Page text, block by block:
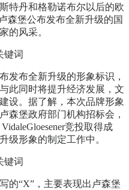
特丹和格勒诺布尔以后的欧
森堡公布发布全新升级的国
的风采。
发布全新升级的形象标识，
此同时将提升经济发展，文
设。据了解，本次品牌形象
森堡政府部门机构招标会，
竞投取得成
级形象的制定工作中。
的“X”，主要表现出卢森堡